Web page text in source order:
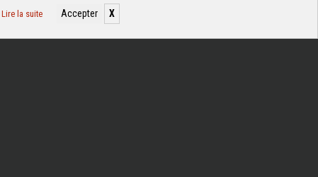
Lire la suite Accepter X